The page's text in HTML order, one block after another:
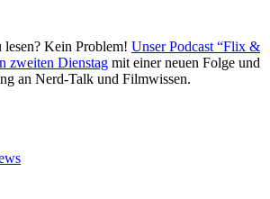
lesen? Kein Problem! Unser Podcast “Flix &
zweiten Dienstag mit einer neuen Folge und
an Nerd-Talk und Filmwissen.